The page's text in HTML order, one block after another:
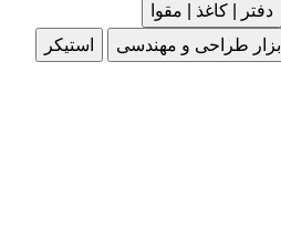
دفتر | کاغذ | مقوا
ابزار طراحی و مهندسی
استیکر